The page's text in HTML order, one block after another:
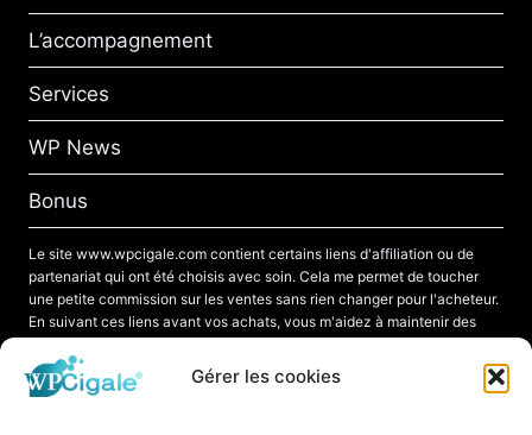
Gérer les cookies
L’accompagnement
Services
WP News
Bonus
Le site www.wpcigale.com contient certains liens d'affiliation ou de
partenariat qui ont été choisis avec soin. Cela me permet de toucher
une petite commission sur les ventes sans rien changer pour l'acheteur.
En suivant ces liens avant vos achats, vous m'aidez à maintenir des